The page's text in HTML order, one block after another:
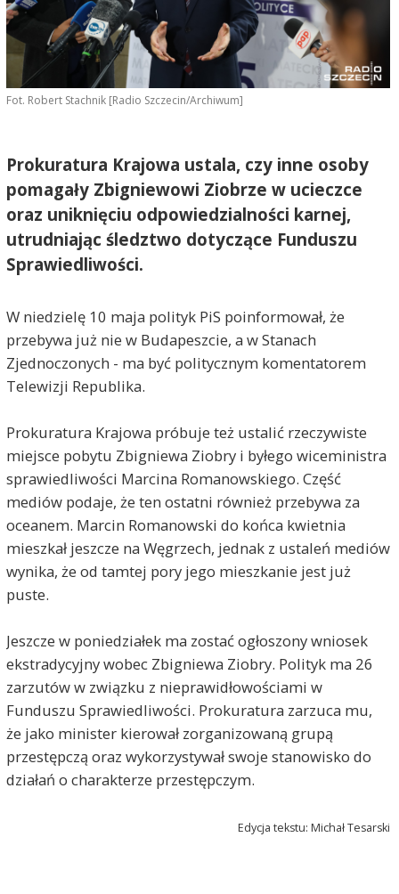
Fot. Robert Stachnik [Radio Szczecin/Archiwum]
Prokuratura Krajowa ustala, czy inne osoby
pomagały Zbigniewowi Ziobrze w ucieczce
oraz uniknięciu odpowiedzialności karnej,
utrudniając śledztwo dotyczące Funduszu
Sprawiedliwości.
W niedzielę 10 maja polityk PiS poinformował, że
przebywa już nie w Budapeszcie, a w Stanach
Zjednoczonych - ma być politycznym komentatorem
Telewizji Republika.
Prokuratura Krajowa próbuje też ustalić rzeczywiste
miejsce pobytu Zbigniewa Ziobry i byłego wiceministra
sprawiedliwości Marcina Romanowskiego. Część
mediów podaje, że ten ostatni również przebywa za
oceanem. Marcin Romanowski do końca kwietnia
mieszkał jeszcze na Węgrzech, jednak z ustaleń mediów
wynika, że od tamtej pory jego mieszkanie jest już
puste.
Jeszcze w poniedziałek ma zostać ogłoszony wniosek
ekstradycyjny wobec Zbigniewa Ziobry. Polityk ma 26
zarzutów w związku z nieprawidłowościami w
Funduszu Sprawiedliwości. Prokuratura zarzuca mu,
że jako minister kierował zorganizowaną grupą
przestępczą oraz wykorzystywał swoje stanowisko do
działań o charakterze przestępczym.
Edycja tekstu: Michał Tesarski
marek 2026-05-11, godz. 10:48